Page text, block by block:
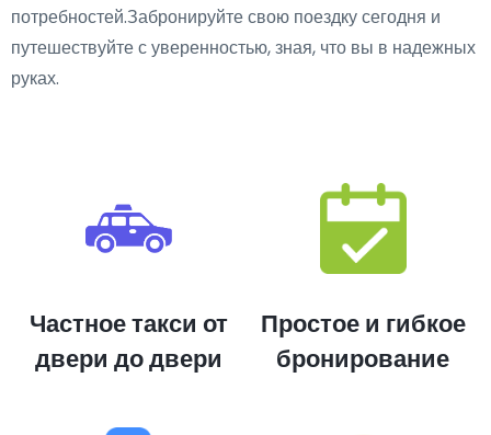
потребностей.Забронируйте свою поездку сегодня и
путешествуйте с уверенностью, зная, что вы в надежных
руках.
Частное такси от
двери до двери
Простое и гибкое
бронирование